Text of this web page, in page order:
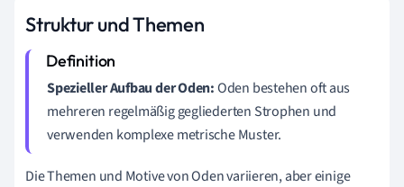
Struktur und Themen
Spezieller Aufbau der Oden:Oden bestehen oft aus
mehreren regelmäßig gegliederten Strophen und
verwenden komplexe metrische Muster.
Die Themen und Motive von Oden variieren, aber einige